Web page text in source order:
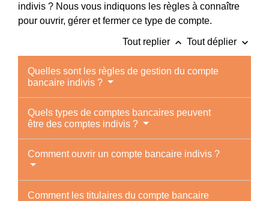
indivis ? Nous vous indiquons les règles à connaître
pour ouvrir, gérer et fermer ce type de compte.
Tout replier keyboard_arrow_up Tout déplier keyboard_arrow_down
Quelles sont les règles de gestion du compte
bancaire indivis ?
Quels types de comptes bancaires peuvent
être des comptes indivis ?
Comment ouvrir un compte bancaire indivis ?
Comment les titulaires du compte bancaire